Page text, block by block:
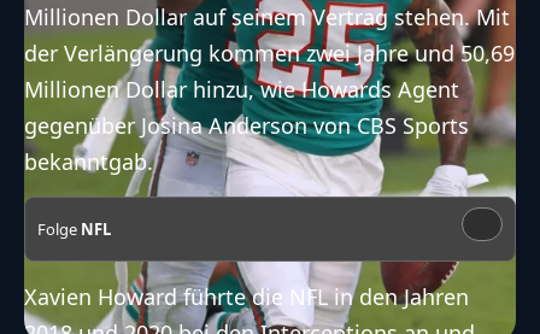
Millionen Dollar auf seinem Vertrag stehen. Mit
der Verlängerung kommen zwei Jahre und 50,69
Millionen Dollar hinzu, wie Howards Agent
gegenüber Josina Andersonvon CBS Sports
bekanntgab.
Folge NFL
Xavien Howard führte die NFLin den Jahren